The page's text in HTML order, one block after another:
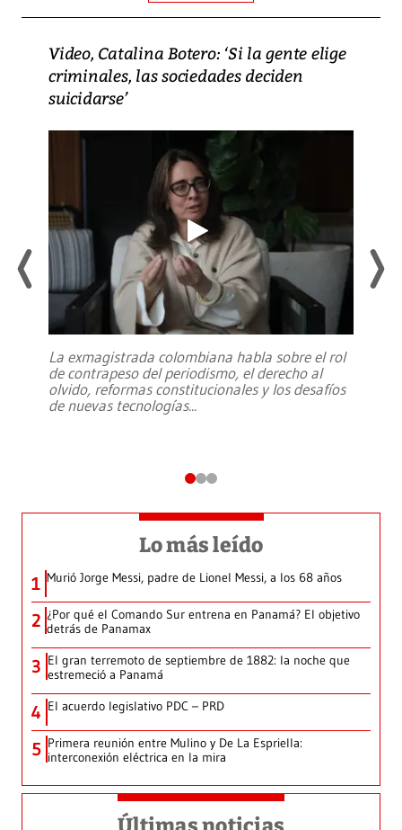
Video, Catalina Botero: ‘Si la gente elige
criminales, las sociedades deciden
suicidarse’
La exmagistrada colombiana habla sobre el rol
de contrapeso del periodismo, el derecho al
olvido, reformas constitucionales y los desafíos
de nuevas tecnologías...
Lo más leído
1 Murió Jorge Messi, padre de Lionel Messi, a los 68 años
2 ¿Por qué el Comando Sur entrena en Panamá? El objetivo
detrás de Panamax
3 El gran terremoto de septiembre de 1882: la noche que
estremeció a Panamá
4 El acuerdo legislativo PDC – PRD
5 Primera reunión entre Mulino y De La Espriella:
interconexión eléctrica en la mira